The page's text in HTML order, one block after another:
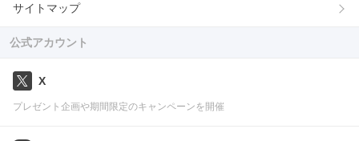
サイトマップ
公式アカウント
X
プレゼント企画や期間限定のキャンペーンを開催